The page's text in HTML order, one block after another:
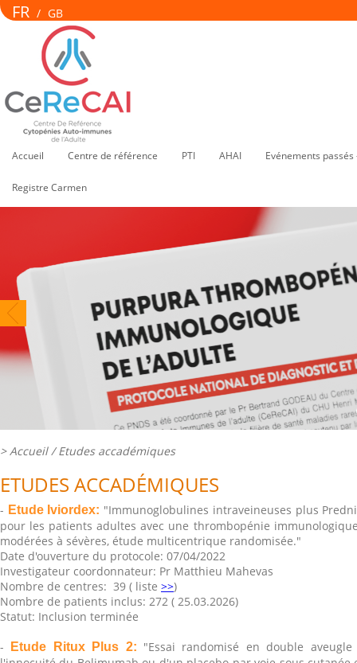
FR / GB
Accueil Centre de référence PTI AHAI Evénements
Registre Carmen
>Accueil/ Etudes accadémiques
ETUDES ACCADÉMIQUES
- Etude Iviordex: "Immunoglobulines intraveineuses plus
pour les patients adultes avec une thrombopénie
modérées à sévères, étude multicentrique randomisée."
Date d'ouverture du protocole: 07/04/2022
Investigateur coordonnateur: Pr Matthieu Mahevas
Nombre de centres: 39 ( liste >>)
Nombre de patients inclus: 272 ( 25.03.2026)
Statut: Inclusion terminée
-
Etude Ritux Plus 2: "Essai randomisé en double